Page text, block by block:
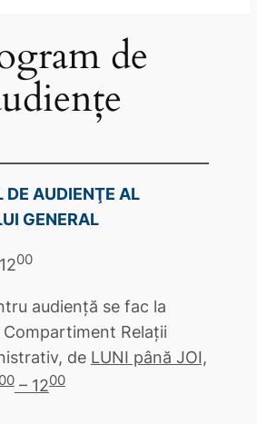
de
DE AUDIENŢE AL
GENERAL
00
audienţă se fac la
Compartiment Relaţii
de LUNI până JOI,
00– 1200